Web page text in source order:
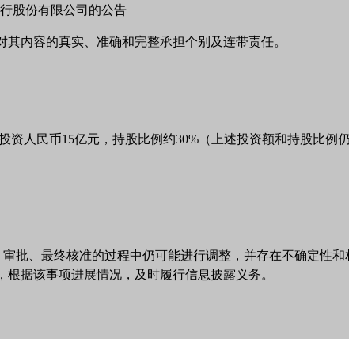
股份有限公司的公告
内容的真实、准确和完整承担个别及连带责任。
资人民币15亿元，持股比例约30%（上述投资额和持股比例
批、最终核准的过程中仍可能进行调整，并存在不确定性
据该事项进展情况，及时履行信息披露义务。